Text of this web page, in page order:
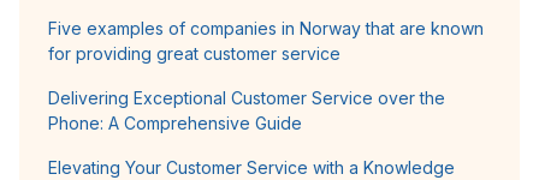
Five examples of companies in Norway that are known
for providing great customer service
Delivering Exceptional Customer Service over the
Phone: A Comprehensive Guide
Elevating Your Customer Service with a Knowledge